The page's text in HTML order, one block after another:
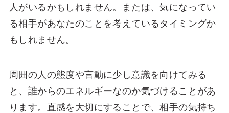
人がいるかもしれません。または、気になってい
る相手があなたのことを考えているタイミングか
もしれません。
周囲の人の態度や言動に少し意識を向けてみる
と、誰からのエネルギーなのか気づけることがあ
ります。直感を大切にすることで、相手の気持ち